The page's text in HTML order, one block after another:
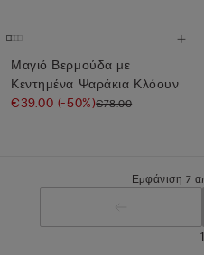
Μαγιό Βερμούδα με
Κεντημένα Ψαράκια Κλόουν
€39.00 (-50%)€78.00
Εμφάνιση 7
1